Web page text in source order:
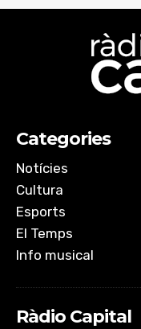
iVoox
SHARE
EMBED
Categories
Notícies
Cultura
Esports
El Temps
Info musical
Ràdio Capital